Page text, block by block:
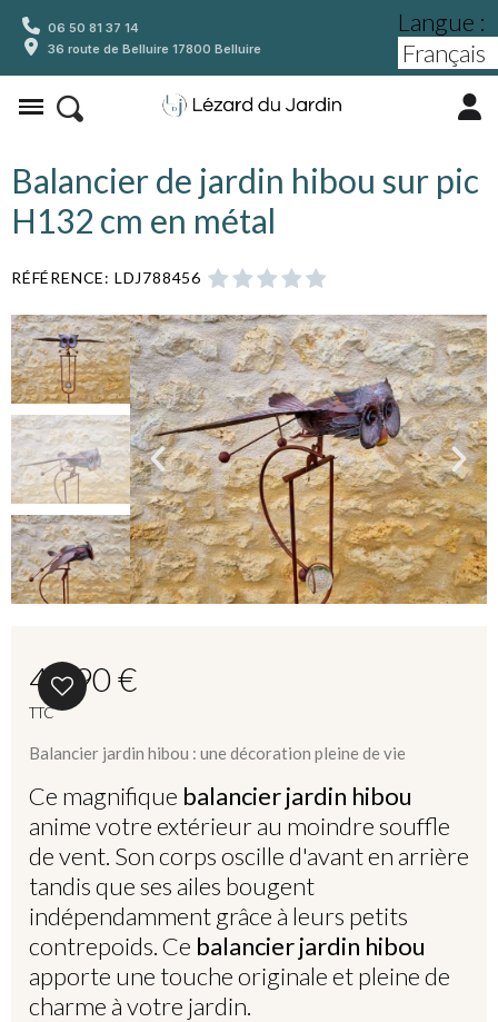
06 50 81 37 14
36 route de Belluire 17800 Belluire
Langue :
Balancier de jardin hibou sur pic
H132 cm en métal
RÉFÉRENCE LDJ788456     
49,90 €
TTC
Balancier jardin hibou : une décoration pleine de vie
Ce magnifique balancier jardin hibou
anime votre extérieur au moindre souffle
de vent. Son corps oscille d'avant en arrière
tandis que ses ailes bougent
indépendamment grâce à leurs petits
contrepoids. Ce balancier jardin hibou
apporte une touche originale et pleine de
charme à votre jardin.